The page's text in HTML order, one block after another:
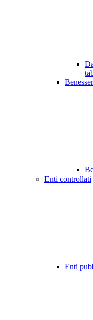
Enti controllati
Enti